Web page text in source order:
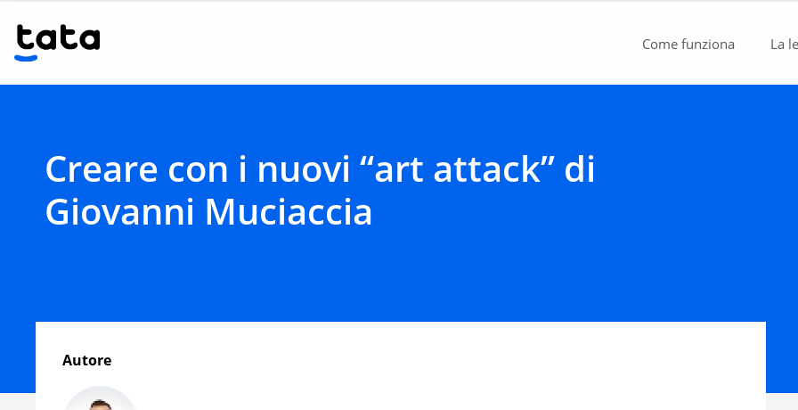
Come funziona La
Creare con i nuovi “art attack” di
Giovanni Muciaccia
Autore